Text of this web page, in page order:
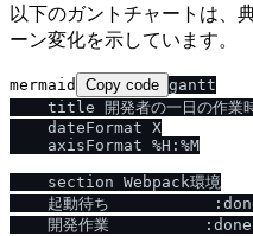
以下のガントチャートは、
ーン変化を示しています。
mermaid Copy code gantt
title 開発者の一日の作業
    dateFormat X
    axisFormat %H:%M
    section Webpack環境
起動待ち
開発作業